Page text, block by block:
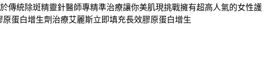
傳統除斑精靈針醫師專精準治療讓你美肌現挑戰擁有超高人氣的女性護
蛋白增生劑治療艾麗斯立即填充長效膠原蛋白增生